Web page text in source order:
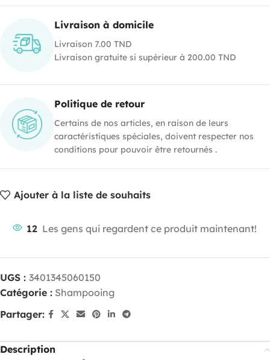
Livraison à domicile
Livraison 7.00 TND
Livraison gratuite si supérieur à 200.00 TND
Politique de retour
Certains de nos articles, en raison de leurs
caractéristiques spéciales, doivent respecter nos
conditions pour pouvoir être retournés .
Ajouter à la liste de souhaits
12 Les gens qui regardent ce produit maintenant!
UGS : 3401345060150
Catégorie : Shampooing
Partager:
Description